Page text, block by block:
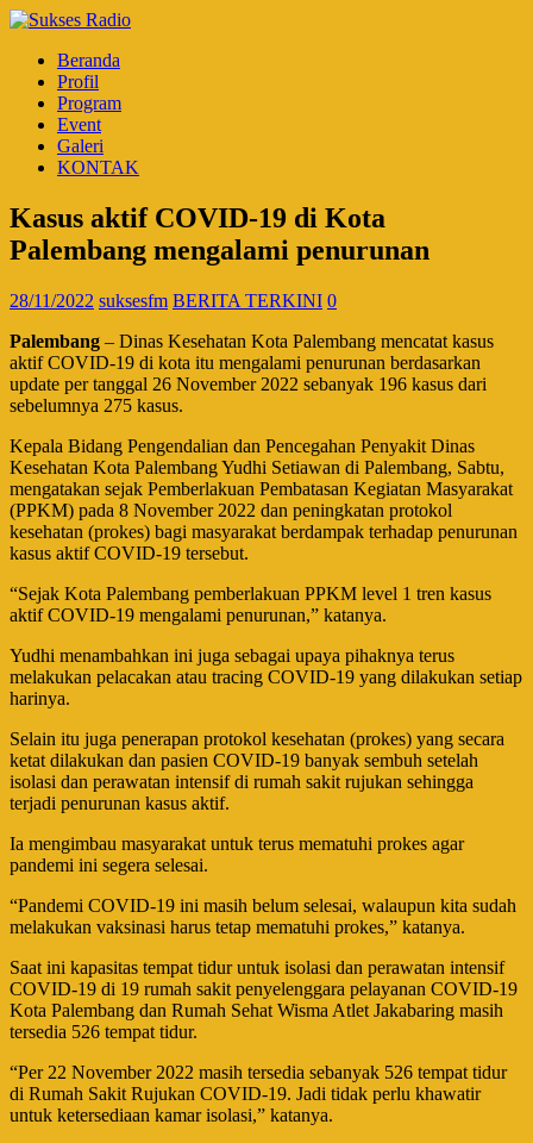
Beranda
Profil
Program
Event
Galeri
KONTAK
Kasus aktif COVID-19 di Kota
Palembang mengalami penurunan
28/11/2022 suksesfm BERITA TERKINI 0
Palembang – Dinas Kesehatan Kota Palembang mencatat kasus
aktif COVID-19 di kota itu mengalami penurunan berdasarkan
update per tanggal 26 November 2022 sebanyak 196 kasus dari
sebelumnya 275 kasus.
Kepala Bidang Pengendalian dan Pencegahan Penyakit Dinas
Kesehatan Kota Palembang Yudhi Setiawan di Palembang, Sabtu,
mengatakan sejak Pemberlakuan Pembatasan Kegiatan Masyarakat
(PPKM) pada 8 November 2022 dan peningkatan protokol
kesehatan (prokes) bagi masyarakat berdampak terhadap penurunan
kasus aktif COVID-19 tersebut.
“Sejak Kota Palembang pemberlakuan PPKM level 1 tren kasus
aktif COVID-19 mengalami penurunan,” katanya.
Yudhi menambahkan ini juga sebagai upaya pihaknya terus
melakukan pelacakan atau tracing COVID-19 yang dilakukan setiap
harinya.
Selain itu juga penerapan protokol kesehatan (prokes) yang secara
ketat dilakukan dan pasien COVID-19 banyak sembuh setelah
isolasi dan perawatan intensif di rumah sakit rujukan sehingga
terjadi penurunan kasus aktif.
Ia mengimbau masyarakat untuk terus mematuhi prokes agar
pandemi ini segera selesai.
“Pandemi COVID-19 ini masih belum selesai, walaupun kita sudah
melakukan vaksinasi harus tetap mematuhi prokes,” katanya.
Saat ini kapasitas tempat tidur untuk isolasi dan perawatan intensif
COVID-19 di 19 rumah sakit penyelenggara pelayanan COVID-19
Kota Palembang dan Rumah Sehat Wisma Atlet Jakabaring masih
tersedia 526 tempat tidur.
“Per 22 November 2022 masih tersedia sebanyak 526 tempat tidur
di Rumah Sakit Rujukan COVID-19. Jadi tidak perlu khawatir
untuk ketersediaan kamar isolasi,” katanya.